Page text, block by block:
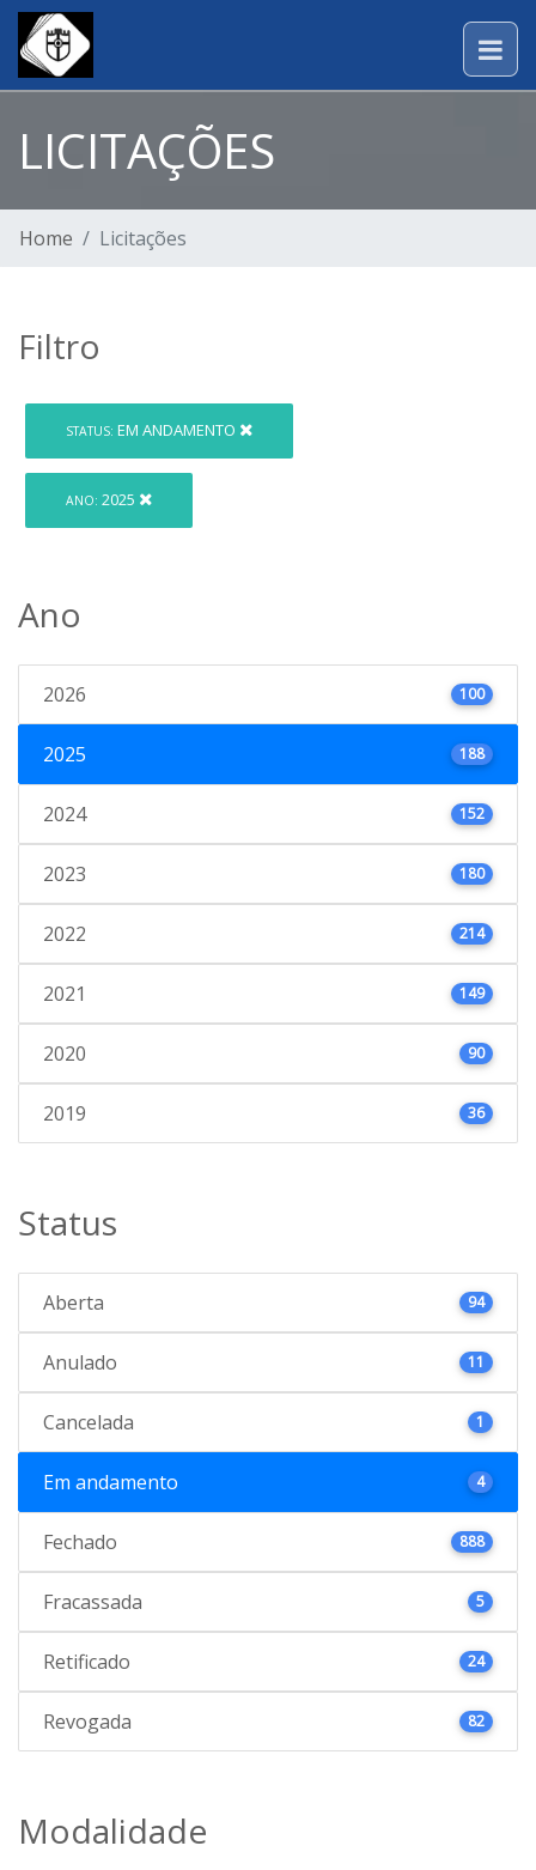
LICITAÇÕES
Home Licitações
Filtro
STATUS: EM ANDAMENTO
ANO: 2025
Ano
2026 100
2025 188
2024 152
2023 180
2022 214
2021 149
2020 90
2019 36
Status
Aberta 94
Anulado 11
Cancelada 1
Em andamento 4
Fechado 888
Fracassada 5
Retificado 24
Revogada 82
Modalidade